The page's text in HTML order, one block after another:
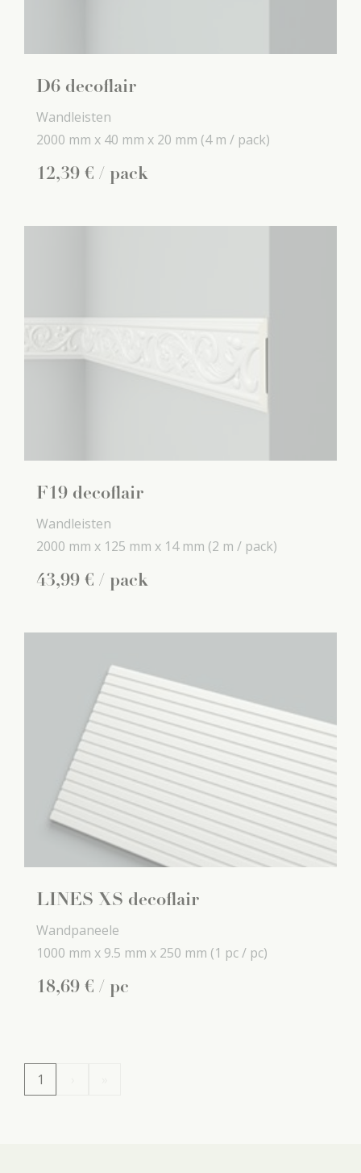
D6 decoflair
Wandleisten
2000 mm x 40 mm x 20 mm (4 m / pack)
12,39 € / pack
F19 decoflair
Wandleisten
2000 mm x 125 mm x 14 mm (2 m / pack)
43,99 € / pack
LINES XS decoflair
Wandpaneele
1000 mm x 9.5 mm x 250 mm (1 pc / pc)
18,69 € / pc
1